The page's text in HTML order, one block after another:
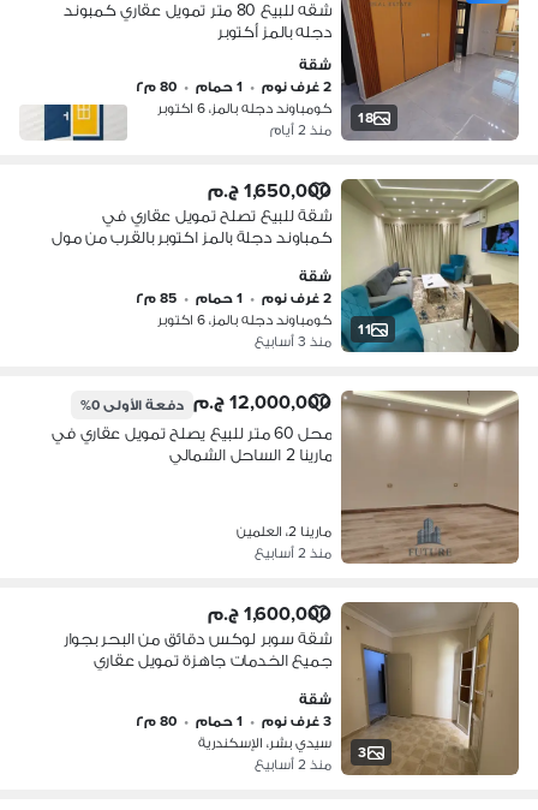
18
شقه للبيع 80 متر تمويل عقاري كمبوند
دجله بالمز أكتوبر
شقة
2 غرف نوم
• 1 حمام • 80 م٢
كومباوند دجله بالمز، 6 اكتوبر
منذ 2 أيام
11
1,650,000 ج.م
شقة للبيع تصلح تمويل عقاري في
كمباوند دجلة بالمز اكتوبر بالقرب من مول
شقة
2 غرف نوم
• 1 حمام • 85 م٢
كومباوند دجله بالمز، 6 اكتوبر
منذ 3 أسابيع
12,000,000 ج.م دفعة الأولى0%
محل 60 متر للبيع يصلح تمويل عقاري في
مارينا 2 الساحل الشمالي
مارينا 2، العلمين
منذ 2 أسابيع
3
1,600,000 ج.م
شقة سوبر لوكس دقائق من البحر بجوار
جميع الخدمات جاهزة تمويل عقاري
شقة
3 غرف نوم
• 1 حمام • 80 م٢
سيدي بشر، الإسكندرية
منذ 2 أسابيع